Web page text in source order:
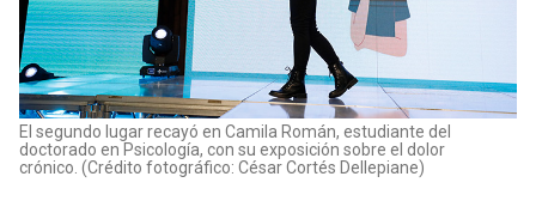
El segundo lugar recayó en Camila Román, estudiante del
doctorado en Psicología, con su exposición sobre el dolor
crónico. (Crédito fotográfico: César Cortés Dellepiane)